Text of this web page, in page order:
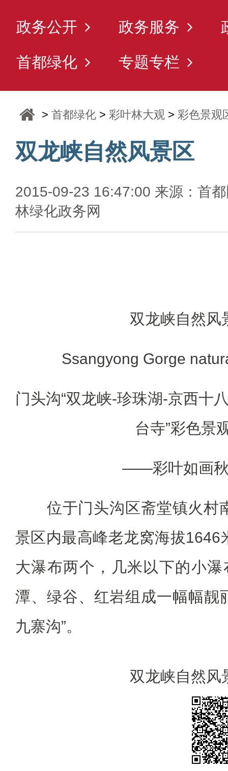
政务公开 政务服务
首都绿化 专题专栏
>首都绿化 >彩叶林大观 >彩色景观
双龙峡自然风景区
2015-09-23 16:47:00 来源：首
林绿化政务网
双龙峡自然风
Ssangyong Gorge
门头沟“双龙峡-珍珠湖-京西十
台寺”彩色景
——彩叶如画
位于门头沟区斋堂镇火村
景区内最高峰老龙窝海拔1646
大瀑布两个，几米以下的小
潭、绿谷、红岩组成一幅幅靓
九寨沟”。
双龙峡自然风